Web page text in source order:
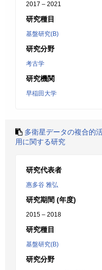
2017 – 2021
研究種目
基盤研究(B)
研究分野
考古学
研究機関
早稲田大学
多衛星データの複合的
用に関する研究
研究代表者
惠多谷 雅弘
研究期間 (年度)
2015 – 2018
研究種目
基盤研究(B)
研究分野